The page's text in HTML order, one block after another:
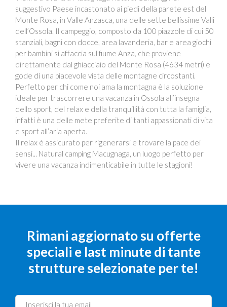
suggestivo Paese incastonato ai piedi della parete est del
Monte Rosa, in Valle Anzasca, una delle sette bellissime Valli
dell’Ossola. Il campeggio, composto da 100 piazzole di cui 50
stanziali, bagni con docce, area lavanderia, bar e area giochi
per bambini si affaccia sul fiume Anza, che proviene
direttamente dal ghiacciaio del Monte Rosa (4634 metri) e
gode di una piacevole vista delle montagne circostanti.
Perfetto per chi come noi ama la montagna è la soluzione
ideale per trascorrere una vacanza in Ossola all’insegna
dello sport, del relax e della tranquillità con tutta la famiglia,
infatti è una delle mete preferite di tanti appassionati di vita
e sport all’aria aperta.
Il relax è assicurato per rigenerarsi e trovare la pace dei
sensi... Natural camping Macugnaga, un luogo perfetto per
vivere una vacanza indimenticabile in tutte le stagioni!
Rimani aggiornato su offerte
speciali e last minute di tante
strutture selezionate per te!